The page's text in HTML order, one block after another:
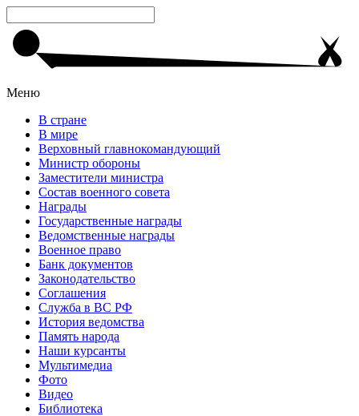
Меню
В стране
В мире
Верховный главнокомандующий
Министр обороны
Заместители министра
Состав военного совета
Награды
Государственные награды
Ведомственные награды
Военное право
Банк документов
Законодательство
Соглашения
Служба в ВС РФ
История ведомства
Память народа
Наши курсанты
Мультимедиа
Фото
Видео
Библиотека